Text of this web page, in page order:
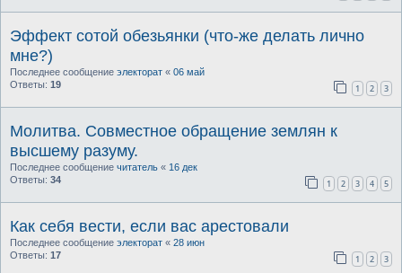
Эффект сотой обезьянки (что-же делать лично
мне?)
Последнее сообщение электорат « 06 май
Ответы: 19 1 2 3
Молитва. Совместное обращение землян к
высшему разуму.
Последнее сообщение читатель « 16 дек
Ответы: 34 1 2 3 4 5
Как себя вести, если вас арестовали
Последнее сообщение электорат « 28 июн
Ответы: 17 1 2 3